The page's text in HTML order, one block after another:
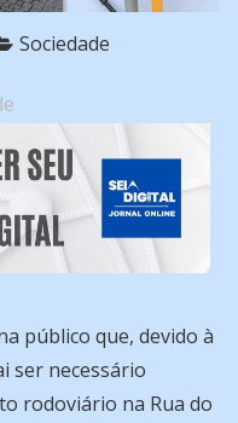
Sociedade
público que, devido à
ser necessário
rodoviário na Rua do